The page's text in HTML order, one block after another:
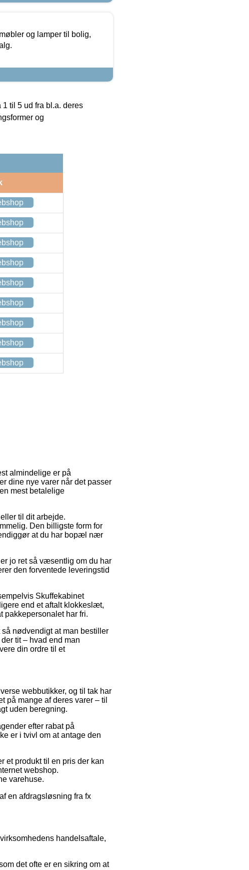
og lamper til bolig,
til 5 ud fra bl.a. deres
og
almindelige er på
dine nye varer når det passer
mest betalelige
til dit arbejde.
Den billigste form for
at du har bopæl nær
jo ret så væsentlig om du har
den forventede leveringstid
Skuffekabinet
end et aftalt klokkeslæt,
pakkepersonalet har fri.
nødvendigt at man bestiller
tit – hvad end man
din ordre til et
webbutikker, og til tak har
på mange af deres varer – til
uden beregning.
efter rabat på
er i tvivl om at antage den
et produkt til en pris der kan
webshop.
varehuse.
en afdragsløsning fra fx
handelsaftale,
det ofte er en sikring om at